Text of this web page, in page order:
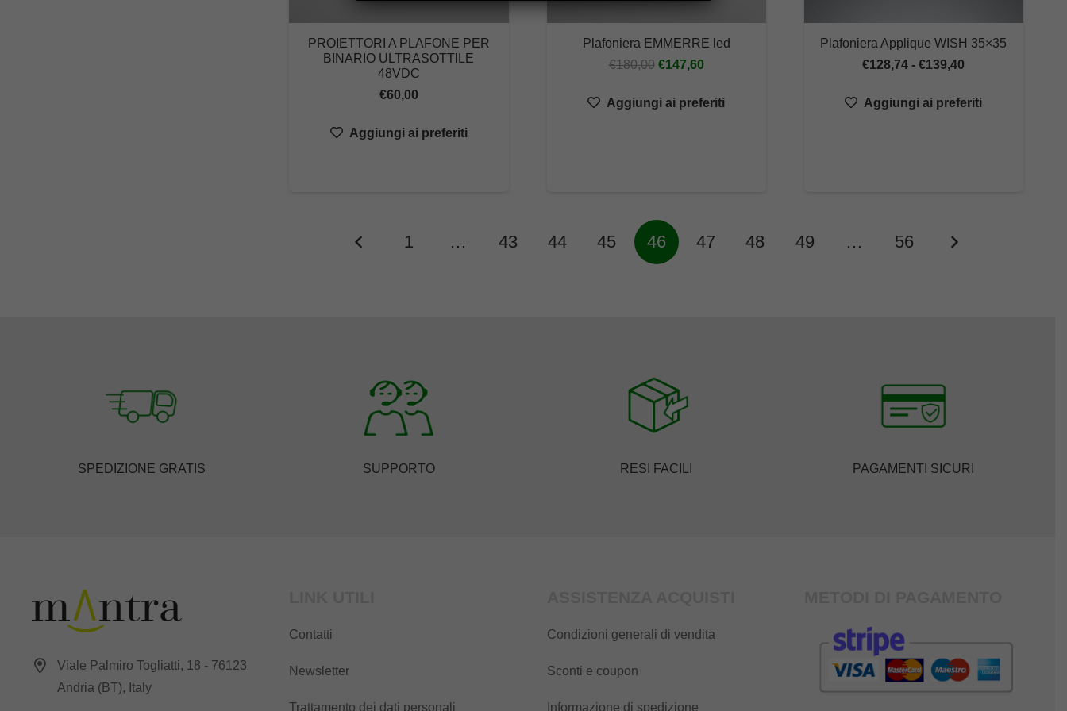
PROIETTORI A PLAFONE PER
BINARIO ULTRASOTTILE
48VDC
€60,00
Aggiungi ai preferiti
Plafoniera EMMERRE led
€180,00 Il
originale
€147,60Il
attuale
Aggiungi ai preferiti
Plafoniera Applique WISH 35×35
€128,74 - €139,40
prezzo:
Aggiungi ai preferiti
1 … 43 44 45 46 47 48 49 … 56
SPEDIZIONE GRATIS SUPPORTO RESI FACILI PAGAMENTI SICURI
Viale Palmiro Togliatti, 18 - 76123
Andria (BT), Italy
Contatti
Newsletter
Trattamento dei dati personali
Condizioni generali di vendita
Sconti e coupon
Informazione di spedizione